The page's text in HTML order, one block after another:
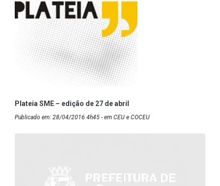
Plateia SME – edição de 27 de abril
Publicado em: 28/04/2016 4h45 - em CEU e COCEU